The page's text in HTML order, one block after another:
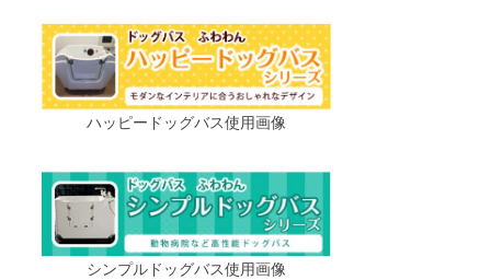
ハッピードッグバス使用画像
シンプルドッグバス使用画像